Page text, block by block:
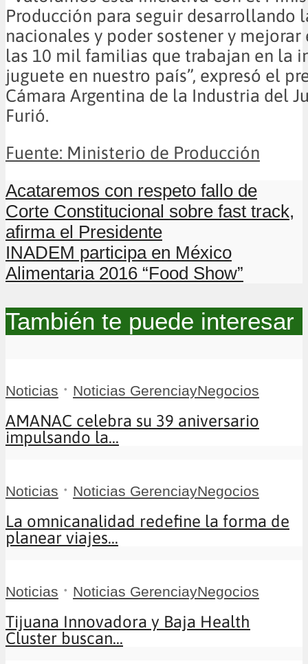
Producción para seguir desarrollando
nacionales y poder sostener y
las 10 mil familias que trabajan en la
juguete en nuestro país”, expresó el
Cámara Argentina de la Industria del
Furió.
Fuente: Ministerio de Producción
Acataremos con respeto fallo de
Corte Constitucional sobre fast track,
afirma el Presidente
INADEM participa en México
Alimentaria 2016 “Food Show”
También te puede interesar
Noticias • Noticias GerenciayNegocios
AMANAC celebra su 39 aniversario
impulsando la...
Noticias • Noticias GerenciayNegocios
La omnicanalidad redefine la forma de
planear viajes...
Noticias • Noticias GerenciayNegocios
Tijuana Innovadora y Baja Health
Cluster buscan...